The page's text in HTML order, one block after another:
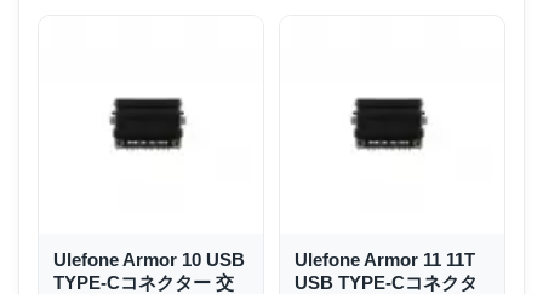
Ulefone Armor 10 USB
TYPE-Cコネクター 交
Ulefone Armor 11 11T
USB TYPE-Cコネクタ